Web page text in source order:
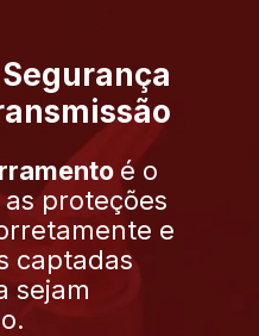
é o
proteções
e
captadas
sejam